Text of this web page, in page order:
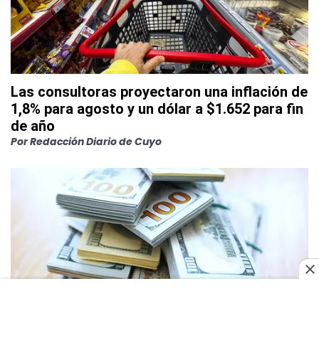
Las consultoras proyectaron una inflación de
1,8% para agosto y un dólar a $1.652 para fin
de año
Por Redacción Diario de Cuyo